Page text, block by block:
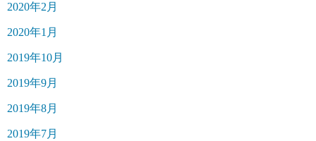
2020年2月
2020年1月
2019年10月
2019年9月
2019年8月
2019年7月